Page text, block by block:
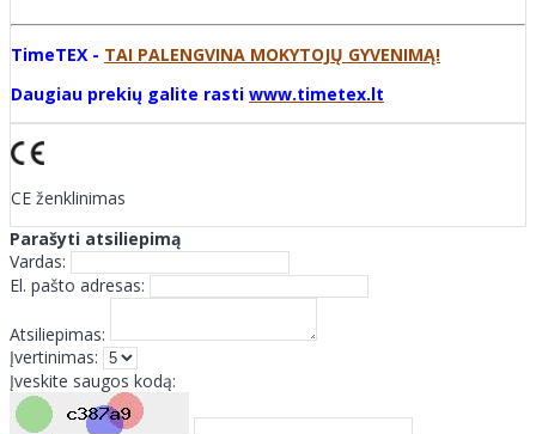
TimeTEX - TAI PALENGVINA MOKYTOJŲ GYVENIMĄ!
Daugiau prekių galite rasti www.timetex.lt
CE ženklinimas
Parašyti atsiliepimą
Vardas:
El. pašto adresas:
Atsiliepimas:
Įvertinimas:
Įveskite saugos kodą: